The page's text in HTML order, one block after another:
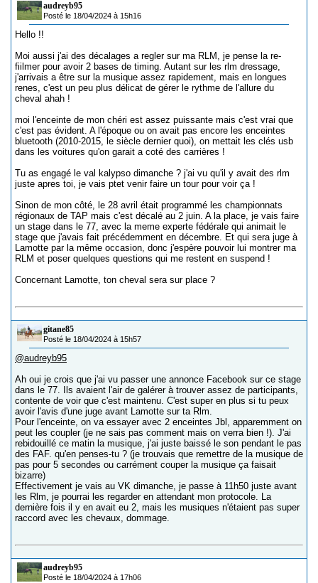
audreyb95
Posté le 18/04/2024 à 15h16
Hello !!
Moi aussi j'ai des décalages a regler sur ma RLM, je pense la re-
fiilmer pour avoir 2 bases de timing. Autant sur les rlm dressage,
j'arrivais a être sur la musique assez rapidement, mais en longues
renes, c'est un peu plus délicat de gérer le rythme de l'allure du
cheval ahah !
moi l'enceinte de mon chéri est assez puissante mais c'est vrai que
c'est pas évident. A l'époque ou on avait pas encore les enceintes
bluetooth (2010-2015, le siècle dernier quoi), on mettait les clés usb
dans les voitures qu'on garait a coté des carrières !
Tu as engagé le val kalypso dimanche ? j'ai vu qu'il y avait des rlm
juste apres toi, je vais ptet venir faire un tour pour voir ça !
Sinon de mon côté, le 28 avril était programmé les championnats
régionaux de TAP mais c'est décalé au 2 juin. A la place, je vais faire
un stage dans le 77, avec la meme experte fédérale qui animait le
stage que j'avais fait précédemment en décembre. Et qui sera juge à
Lamotte par la même occasion, donc j'espère pouvoir lui montrer ma
RLM et poser quelques questions qui me restent en suspend !
Concernant Lamotte, ton cheval sera sur place ?
gitane85
Posté le 18/04/2024 à 15h57
@audreyb95
Ah oui je crois que j'ai vu passer une annonce Facebook sur ce stage
dans le 77. Ils avaient l'air de galérer à trouver assez de participants,
contente de voir que c'est maintenu. C'est super en plus si tu peux
avoir l'avis d'une juge avant Lamotte sur ta Rlm.
Pour l'enceinte, on va essayer avec 2 enceintes Jbl, apparemment on
peut les coupler (je ne sais pas comment mais on verra bien !). J'ai
rebidouillé ce matin la musique, j'ai juste baissé le son pendant le pas
des FAF. qu'en penses-tu ? (je trouvais que remettre de la musique de
pas pour 5 secondes ou carrément couper la musique ça faisait
bizarre)
Effectivement je vais au VK dimanche, je passe à 11h50 juste avant
les Rlm, je pourrai les regarder en attendant mon protocole. La
dernière fois il y en avait eu 2, mais les musiques n'étaient pas super
raccord avec les chevaux, dommage.
audreyb95
Posté le 18/04/2024 à 17h06